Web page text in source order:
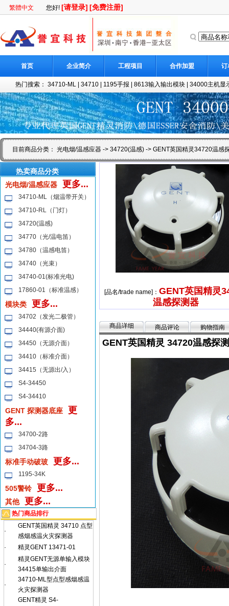
繁體中文 您好! [请登录] [免费注册]
首页 企业简介 工程项目 合作加盟 订
热门搜索： 34710-ML 34710 1195手报 8613输入输出模块 34000主机显
目前商品分类： 光电烟/温感应器 -> 34720(温感) -> GENT英国精灵34720温感
热卖商品分类
光电烟/温感应器
更多...
34710-ML（烟温带开关）
34710-RL（门灯）
34720(温感)
34770（光/温电笛）
34780（温感电笛）
34740（光束）
34740-01(标准光电)
17860-01（标准温感）
模块类 更多...
34702（发光二极管）
34440(有源介面)
34450（无源介面）
34410（标准介面）
34415（无源出/入）
S4-34450
S4-34410
GENT 探测器底座
更
多...
34700-2路
34704-3路
标准手动破玻 更多...
1195-34K
505警铃 更多...
其他 更多...
热门商品排行
·
GENT英国精灵 34710 点型
感烟感温火灾探测器
·
精灵GENT 13471-01
·
精灵GENT无源单输入模块
34415单输出介面
·
34710-ML型点型感烟感温
火灾探测器
GENT精灵 S4-
[品名/trade name]： GENT英国精灵
温感探测器
商品详细 商品评论 购物指南
GENT英国精灵 34720温感探